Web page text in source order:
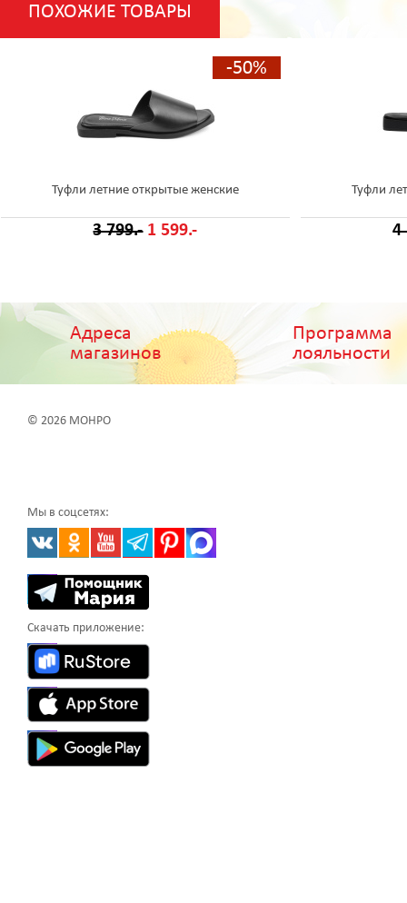
ПОХОЖИЕ ТОВАРЫ
-50%
Туфли летние открытые женские
3 799.- 1 599.-
Туфли
4
Адреса
магазинов
Программа
лояльности
© 2026 МОНРО
Мы в соцсетях:
Скачать приложение: